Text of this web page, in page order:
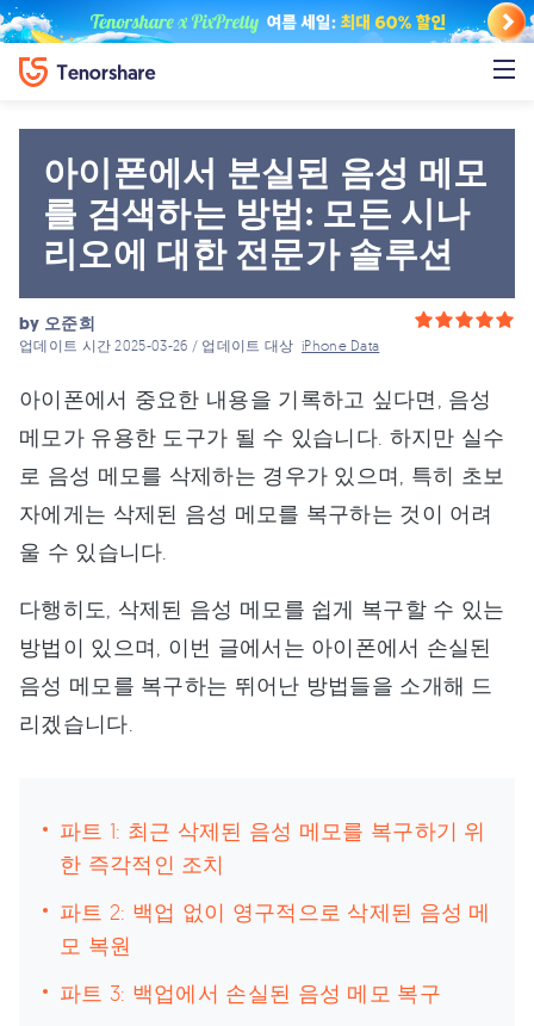
아이폰에서 분실된 음성 메모
를 검색하는 방법: 모든 시나
리오에 대한 전문가 솔루션
by 오준희
업데이트 시간 2025-03-26 / 업데이트 대상iPhone Data
아이폰에서 중요한 내용을 기록하고 싶다면, 음성
메모가 유용한 도구가 될 수 있습니다. 하지만 실수
로 음성 메모를 삭제하는 경우가 있으며, 특히 초보
자에게는 삭제된 음성 메모를 복구하는 것이 어려
울 수 있습니다.
다행히도, 삭제된 음성 메모를 쉽게 복구할 수 있는
방법이 있으며, 이번 글에서는 아이폰에서 손실된
음성 메모를 복구하는 뛰어난 방법들을 소개해 드
리겠습니다.
파트 1: 최근 삭제된 음성 메모를 복구하기 위
한 즉각적인 조치
파트 2: 백업 없이 영구적으로 삭제된 음성 메
모 복원
파트 3: 백업에서 손실된 음성 메모 복구